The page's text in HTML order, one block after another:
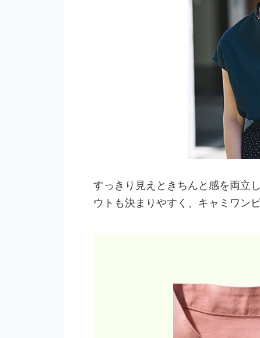
すっきり見えときちんと感を両立
ウトも決まりやすく、キャミワン